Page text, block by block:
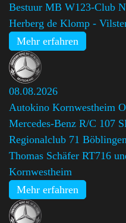
Bestuur MB W123-Club
Herberg de Klomp -
Mehr erfahren
08.08.2026
Autokino Kornwestheim
Mercedes-Benz R/C 107
Regionalclub 71
Thomas Schäfer RT716
Kornwestheim
Mehr erfahren